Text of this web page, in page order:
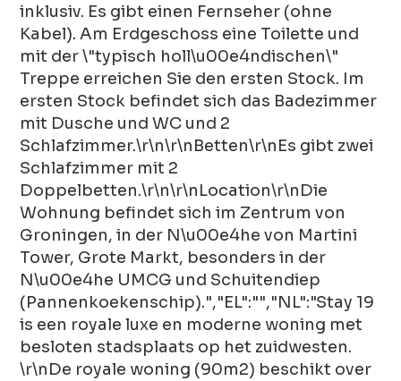
inklusiv. Es gibt einen Fernseher (ohne
Kabel). Am Erdgeschoss eine Toilette und
mit der \"typisch holl\u00e4ndischen\"
Treppe erreichen Sie den ersten Stock. Im
ersten Stock befindet sich das Badezimmer
mit Dusche und WC und 2
Schlafzimmer.\r\n\r\nBetten\r\nEs gibt zwei
Schlafzimmer mit 2
Doppelbetten.\r\n\r\nLocation\r\nDie
Wohnung befindet sich im Zentrum von
Groningen, in der N\u00e4he von Martini
Tower, Grote Markt, besonders in der
N\u00e4he UMCG und Schuitendiep
(Pannenkoekenschip).","EL":"","NL":"Stay 19
is een royale luxe en moderne woning met
besloten stadsplaats op het zuidwesten.
\r\nDe royale woning (90m2) beschikt over